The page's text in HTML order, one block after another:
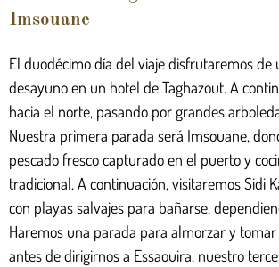
Imsouane
El duodécimo día del viaje disfrutaremos de
desayuno en un hotel de Taghazout. A
hacia el norte, pasando por grandes
Nuestra primera parada será Imsouane,
pescado fresco capturado en el puerto y
tradicional. A continuación, visitaremos Sidi
con playas salvajes para bañarse,
Haremos una parada para almorzar y
antes de dirigirnos a Essaouira, nuestro